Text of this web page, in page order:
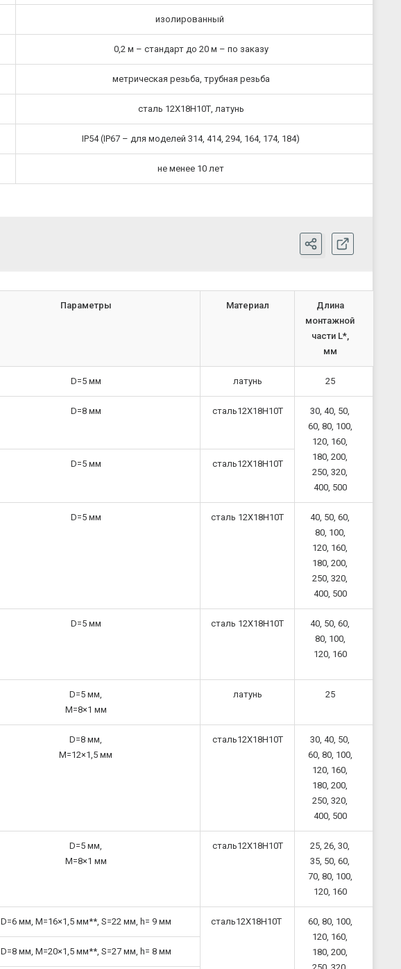
изолированный
0,2 м – стандарт до 20 м – по заказу
метрическая резьба, трубная резьба
сталь 12Х18Н10Т, латунь
IP54 (IP67 – для моделей 314, 414, 294, 164, 174, 184)
не менее 10 лет
Параметры Материал
Длина
монтажной
части L*,
мм
D=5 мм латунь 25
D=8 мм сталь12Х18Н10Т
30, 40, 50,
60, 80, 100,
120, 160,
180, 200,
250, 320,
400, 500
D=5 мм сталь12Х18Н10Т
D=5 мм сталь 12Х18Н10Т
40, 50, 60,
80, 100,
120, 160,
180, 200,
250, 320,
400, 500
D=5 мм сталь 12Х18Н10Т
40, 50, 60,
80, 100,
120, 160
D=5 мм,
M=8×1 мм
латунь 25
D=8 мм,
M=12×1,5 мм
сталь12Х18Н10Т
30, 40, 50,
60, 80, 100,
120, 160,
180, 200,
250, 320,
400, 500
D=5 мм,
M=8×1 мм
сталь12Х18Н10Т
25, 26, 30,
35, 50, 60,
70, 80, 100,
120, 160
D=6 мм, M=16×1,5 мм**, S=22 мм, h= 9 мм сталь12Х18Н10Т
60, 80, 100,
120, 160,
180, 200,
D=8 мм, M=20×1,5 мм**, S=27 мм, h= 8 мм